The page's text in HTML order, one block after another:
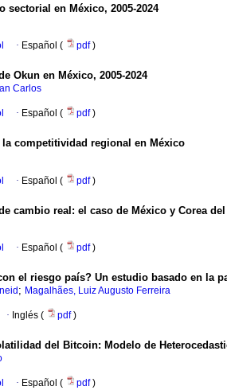
sectorial en México, 2005-2024
· Español ( pdf)
Okun en México, 2005-2024
Carlos
· Español ( pdf)
competitividad regional en México
· Español ( pdf)
cambio real: el caso de México y Corea del
· Español ( pdf)
el riesgo país? Un estudio basado en la
; Magalhães, Luiz Augusto Ferreira
· Inglés ( pdf)
del Bitcoin: Modelo de
· Español ( pdf)